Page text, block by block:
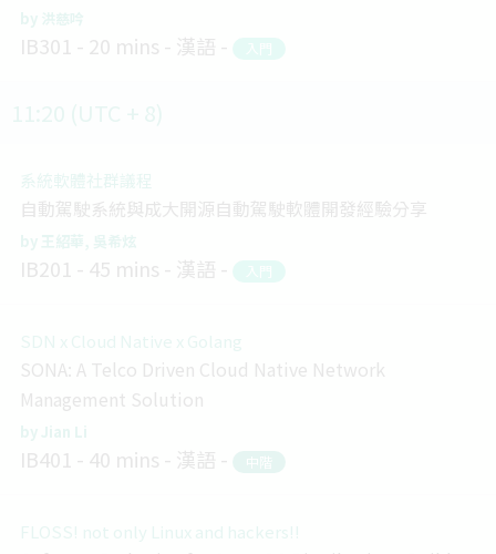
洪慈吟
IB301 20 mins 漢語 入門
系統軟體社群議程
自動駕駛系統與成大開源自動駕駛軟體開發經驗分享
王紹華 吳希炫
IB201 45 mins 漢語 入門
SDN x Cloud Native x Golang
SONA: A Telco Driven Cloud Native Network
Management Solution
Jian Li
IB401 40 mins 漢語 中階
FLOSS! not only Linux and hackers!!